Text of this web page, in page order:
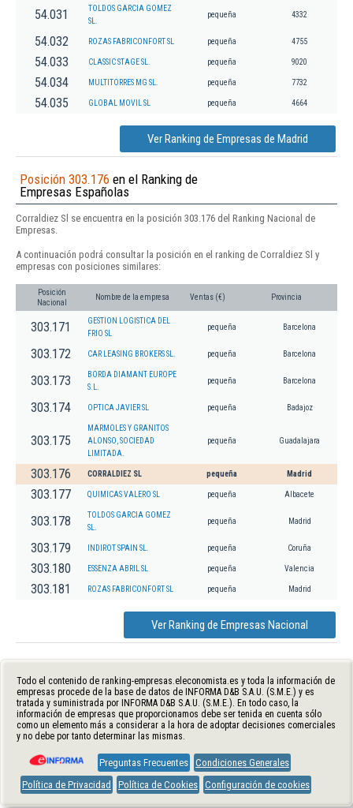
54.031
TOLDOS GARCIA GOMEZ
SL.
pequeña 4332
54.032 ROZAS FABRICONFORT SL pequeña 4755
54.033 CLASSIC STAGE SL. pequeña 9020
54.034 MULTITORRES MG SL. pequeña 7732
54.035 GLOBAL MOVIL SL pequeña 4664
Ver Ranking de Empresas de Madrid
Posición 303.176 en el Ranking de
Empresas Españolas
Corraldiez Sl se encuentra en la posición 303.176 del Ranking Nacional de
Empresas.
A continuación podrá consultar la posición en el ranking de Corraldiez Sl y
empresas con posiciones similares:
Posición
Nacional
Nombre de la empresa Ventas (€) Provincia
303.171
GESTION LOGISTICA DEL
FRIO SL
pequeña Barcelona
303.172 CAR LEASING BROKERS SL. pequeña Barcelona
303.173
BORDA DIAMANT EUROPE
S.L.
pequeña Barcelona
303.174 OPTICA JAVIER SL pequeña Badajoz
303.175
MARMOLES Y GRANITOS
ALONSO, SOCIEDAD
LIMITADA.
pequeña Guadalajara
303.176 CORRALDIEZ SL pequeña Madrid
303.177 QUIMICAS VALERO SL pequeña Albacete
303.178
TOLDOS GARCIA GOMEZ
SL.
pequeña Madrid
303.179 INDIROT SPAIN SL. pequeña Coruña
303.180 ESSENZA ABRIL SL pequeña Valencia
303.181 ROZAS FABRICONFORT SL pequeña Madrid
Ver Ranking de Empresas Nacional
Todo el contenido de ranking-empresas.eleconomista.es y toda la información de
empresas procede de la base de datos de INFORMA D&B S.A.U. (S.M.E.) y es
tratada y suministrada por INFORMA D&B S.A.U. (S.M.E.). En todo caso, la
información de empresas que proporcionamos debe ser tenida en cuenta sólo
como un elemento más a considerar a la hora de adoptar decisiones comerciales
y no debe por tanto determinar las mismas.
Preguntas Frecuentes Condiciones Generales
Política de Privacidad
Política de Cookies Configuración de cookies